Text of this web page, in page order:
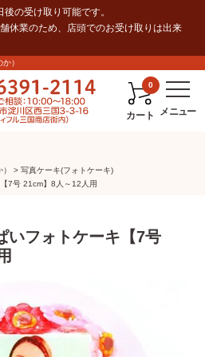
の受け取り可能です。
休業のため、店頭でのお受け取りは出来
）
0
カート
写真ケーキ(フォトケーキ)
7号 21cm】8人～12人用
いフォトケーキ【7号